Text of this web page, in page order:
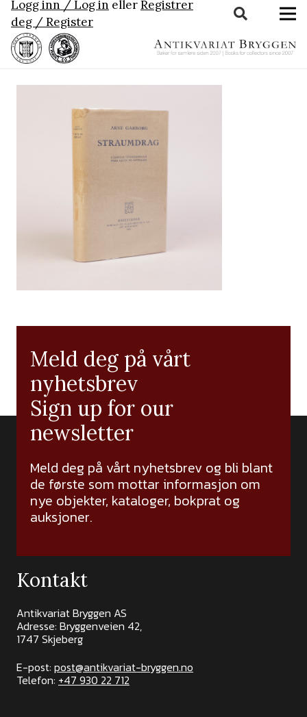
Logg inn / Log in ellerRegistrer
deg / Register
Meld deg på vårt
nyhetsbrev
Sign up for our
newsletter
Meld deg på vårt nyhetsbrev og bli blant
de første som mottar informasjon om
nye objekter, kataloger, bokprat og
auksjoner.
Kontakt
Antikvariat Bryggen AS
Adresse: Bryggenveien 42,
1747 Skjeberg
E-post: post@antikvariat-bryggen.no
Telefon: +47 930 22 712